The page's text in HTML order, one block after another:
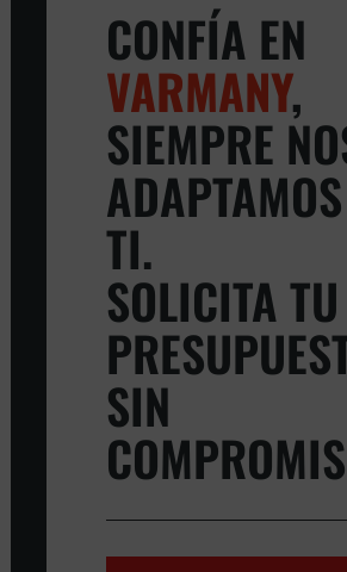
CONFÍA EN
VARMANY,
SIEMPRE
TI.
SOLICITA TU
SIN